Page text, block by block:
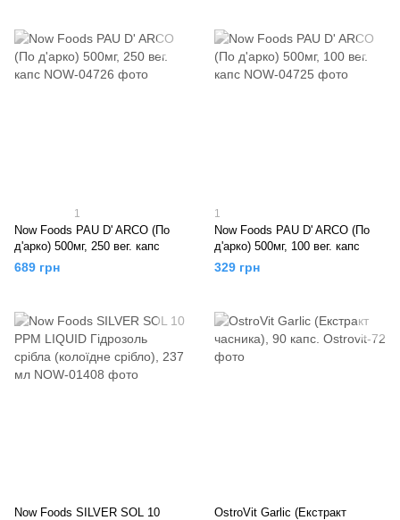
1
Now Foods PAU D' ARCO (По
д'арко) 500мг, 250 вег. капс
689 грн
1
Now Foods PAU D' ARCO (По
д'арко) 500мг, 100 вег. капс
329 грн
Now Foods SILVER SOL 10
OstroVit Garlic (Екстракт